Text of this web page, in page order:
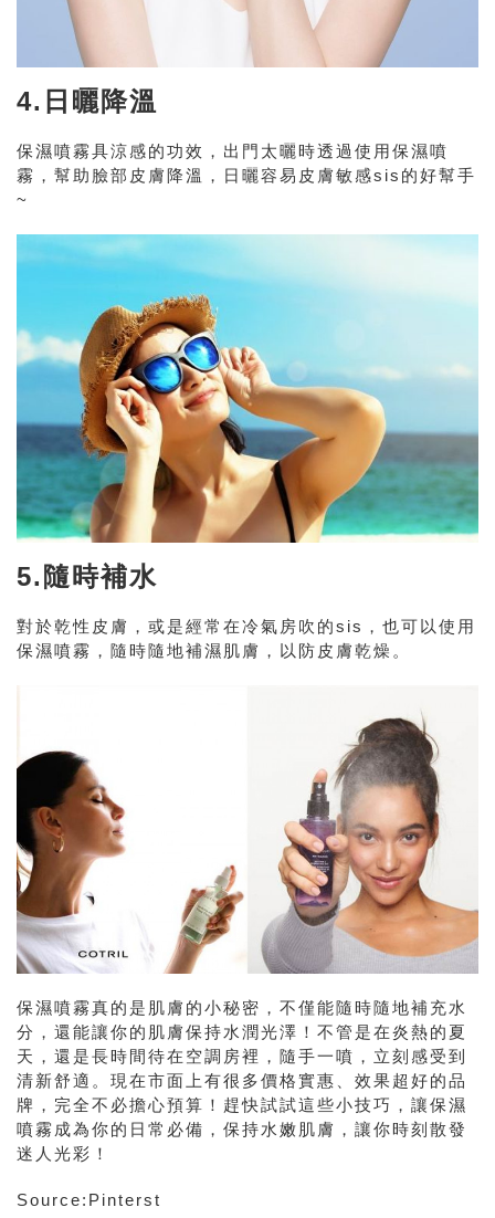
4.日曬降溫
保濕噴霧具涼感的功效，出門太曬時透過使用保濕噴
霧，幫助臉部皮膚降溫，日曬容易皮膚敏感sis的好幫手
~
5.隨時補水
對於乾性皮膚，或是經常在冷氣房吹的sis，也可以使用
保濕噴霧，隨時隨地補濕肌膚，以防皮膚乾燥。
保濕噴霧真的是肌膚的小秘密，不僅能隨時隨地補充水
分，還能讓你的肌膚保持水潤光澤！不管是在炎熱的夏
天，還是長時間待在空調房裡，隨手一噴，立刻感受到
清新舒適。現在市面上有很多價格實惠、效果超好的品
牌，完全不必擔心預算！趕快試試這些小技巧，讓保濕
噴霧成為你的日常必備，保持水嫩肌膚，讓你時刻散發
迷人光彩！
Source:Pinterst